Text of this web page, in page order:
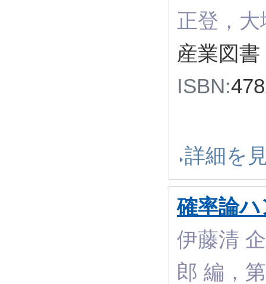
正登，
産業図
ISBN:
詳細を
確率論
伊藤清
郎 編，